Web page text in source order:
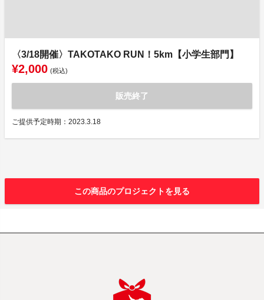
〈3/18開催〉TAKOTAKO RUN！5km【小学生部門】
¥2,000 (税込)
販売終了
ご提供予定時期：2023.3.18
この商品のプロジェクトを見る